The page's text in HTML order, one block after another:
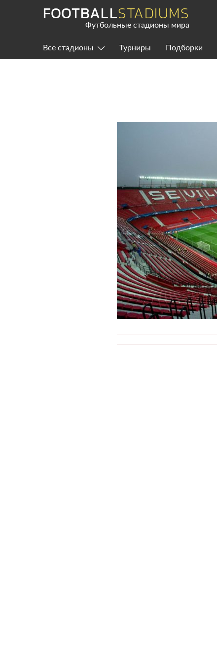
FOOTBALLSTADIUMS
Футбольные стадионы мира
Все стадионы Турниры Подборки